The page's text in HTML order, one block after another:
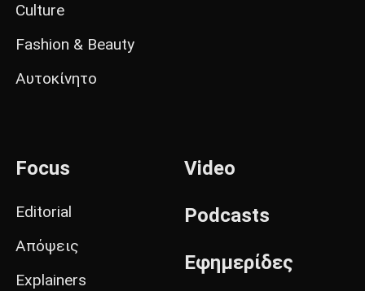
Culture
Fashion & Beauty
Αυτοκίνητο
Focus
Editorial
Απόψεις
Explainers
Video
Podcasts
Εφημερίδες